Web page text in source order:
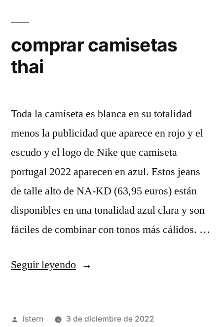
comprar camisetas
thai
Toda la camiseta es blanca en su totalidad
menos la publicidad que aparece en rojo y el
escudo y el logo de Nike que camiseta
portugal 2022 aparecen en azul. Estos jeans
de talle alto de NA-KD (63,95 euros) están
disponibles en una tonalidad azul clara y son
fáciles de combinar con tonos más cálidos. …
Seguir leyendo«comprar
Publicado
istern
3 de diciembre de 2022